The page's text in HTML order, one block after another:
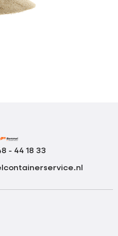
- 44 18 33